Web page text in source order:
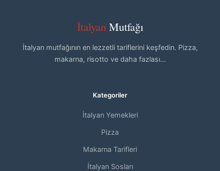
İtalyanMutfağı
İtalyan mutfağının en lezzetli tariflerini keşfedin. Pizza,
makarna, risotto ve daha fazlası...
Kategoriler
İtalyan Yemekleri
Pizza
Makarna Tarifleri
İtalyan Sosları